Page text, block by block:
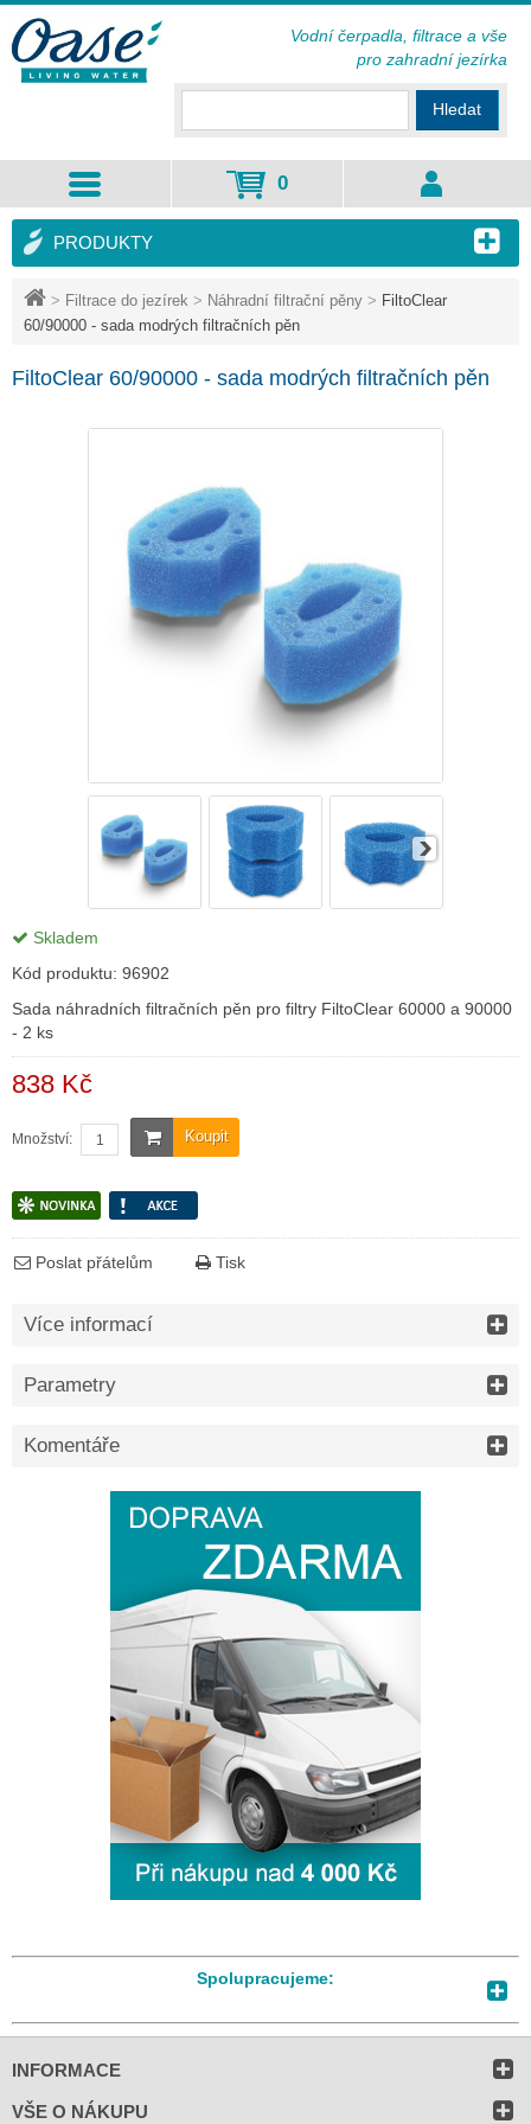
> Filtrace do jezírek > Náhradní filtrační pěny > FiltoClear
60/90000 - sada modrých filtračních pěn
FiltoClear 60/90000 - sada modrých filtračních pěn
Skladem
Kód produktu: 96902
Sada náhradních filtračních pěn pro filtry FiltoClear 60000 a 90000
- 2 ks
838 Kč
Koupit
Množství:
Poslat přátelům Tisk
Více informací
Parametry
Komentáře
PRODUKTY
Spolupracujeme:
Hledat
0
Vodní čerpadla, filtrace a vše
pro zahradní jezírka
INFORMACE
VŠE O NÁKUPU